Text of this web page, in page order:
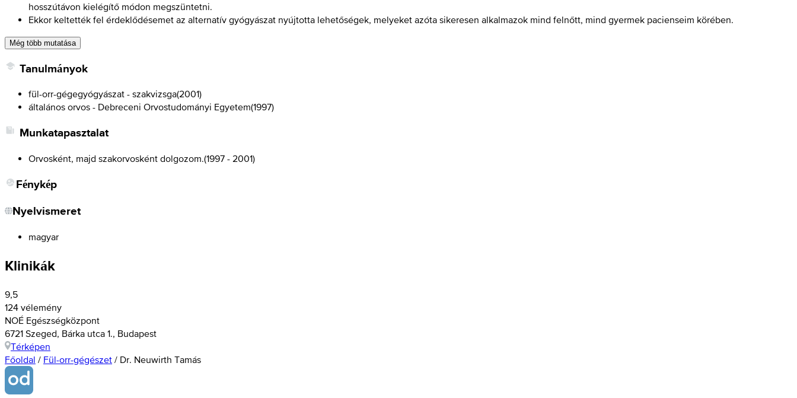
hosszútávon kielégítő módon megszüntetni.
Ekkor keltették fel érdeklődésemet az alternatív gyógyászat nyújtotta lehetőségek, melyeket azóta sikeresen alkalmazok mind felnőtt, mind gyermek pacienseim körében.
Még több mutatása
Tanulmányok
fül-orr-gégegyógyászat - szakvizsga(2001)
általános orvos - Debreceni Orvostudományi Egyetem(1997)
Munkatapasztalat
Orvosként, majd szakorvosként dolgozom.(1997 - 2001)
Fénykép
Nyelvismeret
magyar
Klinikák
9,5
124 vélemény
NOÉ Egészségközpont
6721 Szeged, Bárka utca 1., Budapest
Térképen
Főoldal / Fül-orr-gégészet / Dr. Neuwirth Tamás